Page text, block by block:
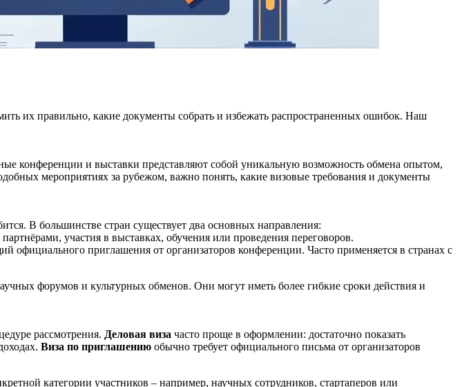
их правильно, какие документы собрать и избежать распространенных ошибок. Наш
конференции и выставки представляют собой уникальную возможность обмена опытом,
мероприятиях за рубежом, важно понять, какие визовые требования и документы
В большинстве стран существует два основных направления:
участия в выставках, обучения или проведения переговоров.
официального приглашения от организаторов конференции. Часто применяется в странах с
форумов и культурных обменов. Они могут иметь более гибкие сроки действия и
рассмотрения. Деловая виза часто проще в оформлении: достаточно показать
Виза по приглашению обычно требует официального письма от организаторов
категории участников – например, научных сотрудников, стартаперов или